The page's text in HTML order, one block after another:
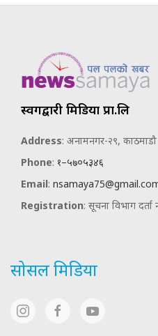
स्वर्गद्वारी मिडिया प्रा.लि
Address: अनामनगर-२९, काठमाडौ
Phone: १–५७०५३४६
Email:
Registration: सूचना विभाग
सोसल मिडिया